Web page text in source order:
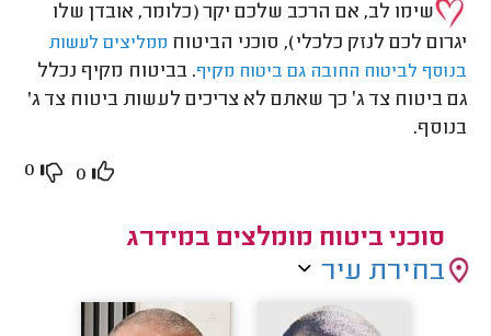
שימו לב, אם הרכב שלכם יקר (כלומר, אובדן שלו
יגרום לכם לנזק כלכלי), סוכני הביטוח ממליצים לעשות
בנוסף לביטוח החובה גם ביטוח מקיף. בביטוח מקיף נכלל
גם ביטוח צד ג׳ כך שאתם לא צריכים לעשות ביטוח צד ג'
בנוסף.
0
0
סוכני ביטוח מומלצים במידרג
בחירת עיר